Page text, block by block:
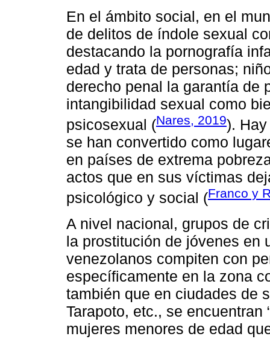
En el ámbito social, en el
de delitos de índole sexual
destacando la pornografía
edad y trata de personas;
derecho penal la garantía de
intangibilidad sexual como
psicosexual (Nares, 2019).
se han convertido como
en países de extrema
actos que en sus víctimas
psicológico y social (Franco y
A nivel nacional, grupos de
la prostitución de jóvenes en
venezolanos compiten con
específicamente en la zona
también que en ciudades de
Tarapoto, etc., se encuentran
mujeres menores de edad